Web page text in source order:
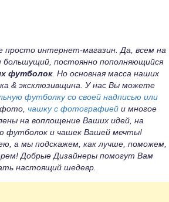
просто интернет-магазин. Да, всем на
большущий, постоянно пополняющийся
футболок. Но основная масса наших
& эксклюзивщина. У нас Вы можете
футболку со своей надписью или
чашку с фотографиейи многое
на воплощение Ваших идей, на
футболок и чашек Вашей мечты!
а мы подскажем, как лучше, поможем,
Добрые Дизайнеры помогут Вам
настоящий шедевр.